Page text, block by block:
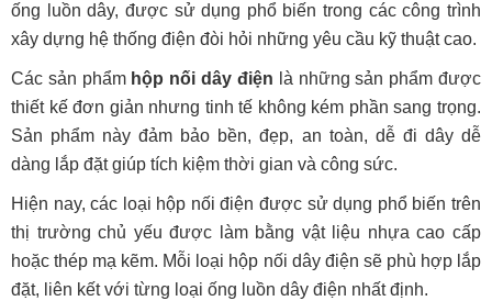
ống luồn dây, được sử dụng phổ biến trong các công trình
xây dựng hệ thống điện đòi hỏi những yêu cầu kỹ thuật cao.
Các sản phẩm hộp nối dây điện là những sản phẩm được
thiết kế đơn giản nhưng tinh tế không kém phần sang trọng.
Sản phẩm này đảm bảo bền, đẹp, an toàn, dễ đi dây dễ
dàng lắp đặt giúp tích kiệm thời gian và công sức.
Hiện nay, các loại hộp nối điện được sử dụng phổ biến trên
thị trường chủ yếu được làm bằng vật liệu nhựa cao cấp
hoặc thép mạ kẽm. Mỗi loại hộp nối dây điện sẽ phù hợp lắp
đặt, liên kết với từng loại ống luồn dây điện nhất định.